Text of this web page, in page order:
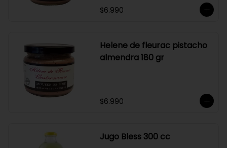
$6.990
Helene de fleurac pistacho
almendra 180 gr
$6.990
Jugo Bless 300 cc